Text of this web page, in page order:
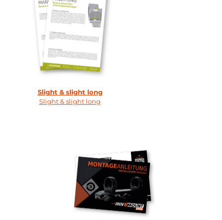
Slight & slight long
Slight & slight long